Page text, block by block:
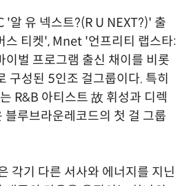
'알 유 넥스트?(R U NEXT?)' 출
스 티켓', Mnet '언프리티 랩스타:
이벌 프로그램 출신 채이를 비롯
구성된 5인조 걸그룹이다. 특히
R&B 아티스트 故 휘성과 디렉
블루브라운레코드의 첫 걸 그룹
각기 다른 서사와 에너지를 지닌